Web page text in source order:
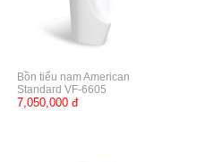
Bồn tiểu nam American
Standard VF-6605
7,050,000 đ